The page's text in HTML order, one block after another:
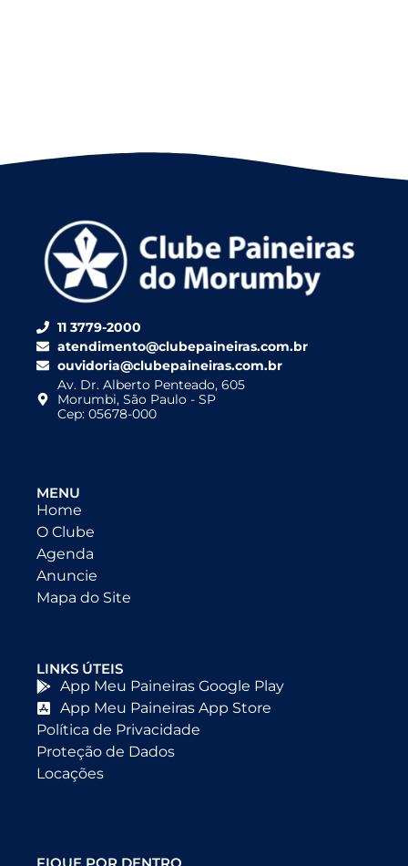
11 3779-2000
atendimento@clubepaineiras.com.br
ouvidoria@clubepaineiras.com.br
Av. Dr. Alberto Penteado, 605
Morumbi, São Paulo - SP
Cep: 05678-000
MENU
Home
O Clube
Agenda
Anuncie
Mapa do Site
LINKS ÚTEIS
App Meu Paineiras Google Play
App Meu Paineiras App Store
Política de Privacidade
Proteção de Dados
Locações